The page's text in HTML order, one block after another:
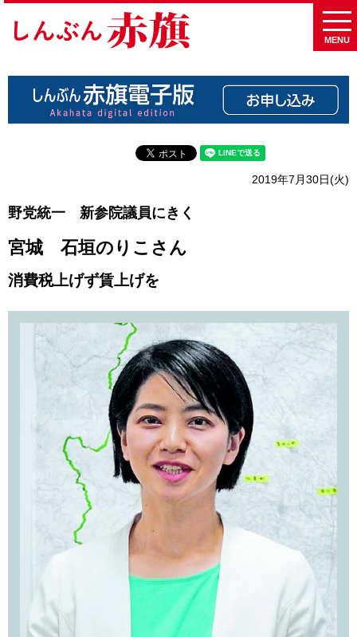
MENU
2019年7月30日(火)
野党統一 新参院議員にきく
宮城 石垣のりこさん
消費税上げず賃上げを